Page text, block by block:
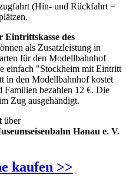
(Hin- und Rückfahrt =
Eintrittskasse des
als Zusatzleistung in
für den Modellbahnhof
einfach "Stockheim mit Eintritt
in den Modellbahnhof kostet
bezahlen 12 €. Die
Zug ausgehändigt.
über
Hanau e. V.
kaufen >>